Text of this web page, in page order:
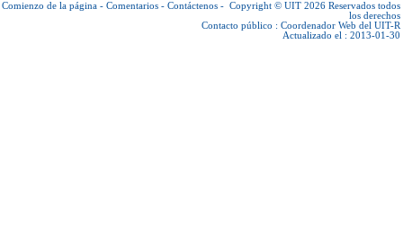
Comienzo de la página - Comentarios - Contáctenos - Copyright © UIT 2026 Reservados todos
los derechos
Contacto público : Coordenador Web del UIT-R
Actualizado el : 2013-01-30